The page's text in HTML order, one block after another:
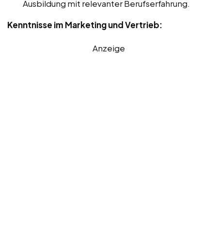
Ausbildung mit relevanter Berufserfahrung.
Kenntnisse im Marketing und Vertrieb:
Anzeige